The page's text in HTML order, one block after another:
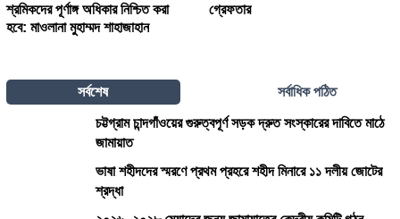
শ্রমিকদের পূর্ণাঙ্গ অধিকার নিশ্চিত করা
হবে: মাওলানা মুহাম্মদ শাহাজাহান
গ্রেফতার
সর্বশেষ সর্বাধিক পঠিত
চট্টগ্রাম চান্দগাঁওয়ের গুরুত্বপূর্ণ সড়ক দ্রুত সংস্কারের দাবিতে মাঠে
জামায়াত
ভাষা শহীদদের স্মরণে প্রথম প্রহরে শহীদ মিনারে ১১ দলীয় জোটের
শ্রদ্ধা